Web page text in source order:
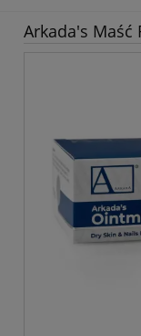
Arkada's Maść